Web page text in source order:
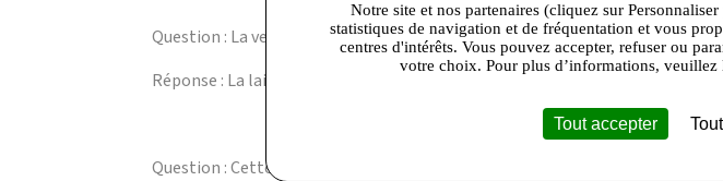
Question : La veste est-elle adaptée aux saisons froides ?
Réponse : La laine naturelle offre une bonne isolation thermique, idéale pour
Question : Cette veste est-elle facile à assortir ?
Notre site et nos partenaires (cliquez sur
statistiques de navigation et de fréquentation et vous
centres d'intérêts. Vous pouvez accepter, refuser ou
votre choix. Pour plus d’informations,
Tout accepter